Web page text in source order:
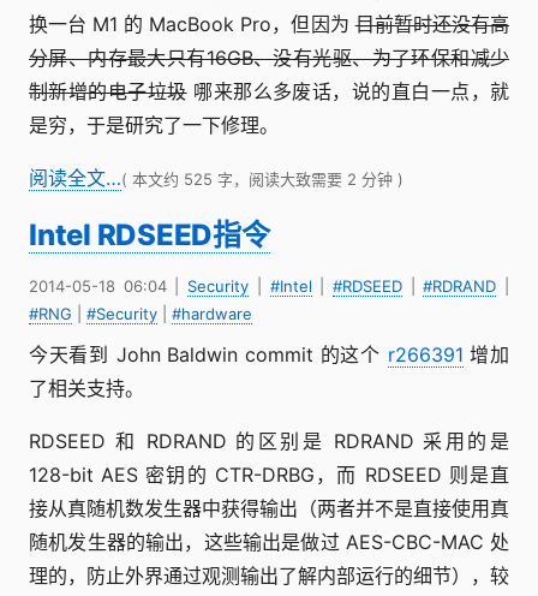
换一台 M1 的 MacBook Pro，但因为目前暂时还没有高
分屏、内存最大只有16GB、没有光驱、为了环保和减少
制新增的电子垃圾哪来那么多废话，说的直白一点，就
是穷，于是研究了一下修理。
阅读全文…( 本文约 525 字，阅读大致需要 2 分钟 )
Intel RDSEED指令
2014-05-18 06:04| Security #Intel #RDSEED|#RDRAND
#RNG
#Security #hardware
今天看到 John Baldwin commit 的这个 r266391 增加
了相关支持。
RDSEED 和 RDRAND 的区别是 RDRAND 采用的是
128-bit AES 密钥的 CTR-DRBG，而 RDSEED 则是直
接从真随机数发生器中获得输出（两者并不是直接使用真
随机发生器的输出，这些输出是做过 AES-CBC-MAC 处
理的，防止外界通过观测输出了解内部运行的细节），较